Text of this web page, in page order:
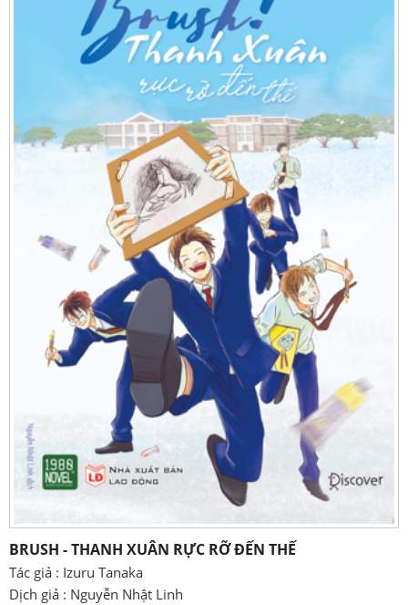
BRUSH - THANH XUÂN RỰC RỠ ĐẾN THẾ
Tác giả : Izuru Tanaka
Dịch giả : Nguyễn Nhật Linh